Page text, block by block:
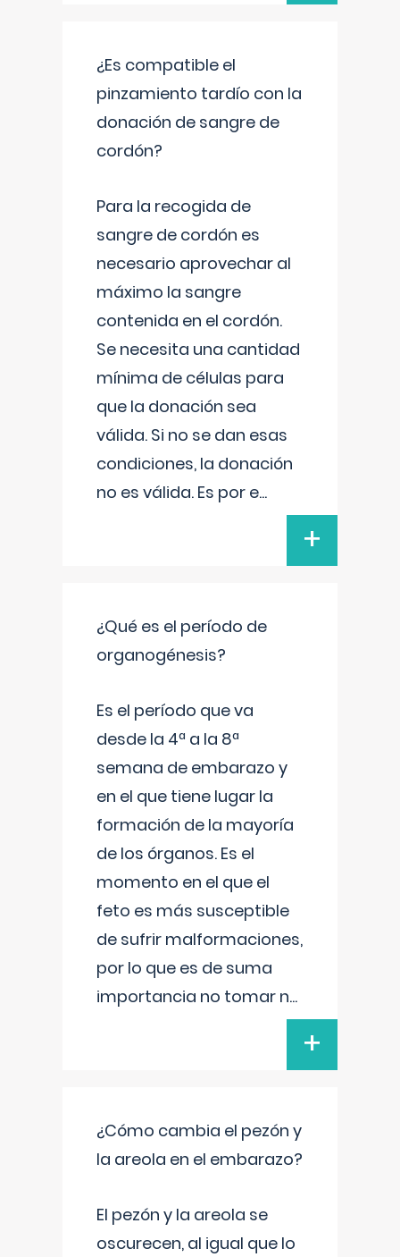
¿Es compatible el
pinzamiento tardío con la
donación de sangre de
cordón?
Para la recogida de
sangre de cordón es
necesario aprovechar al
máximo la sangre
contenida en el cordón.
Se necesita una cantidad
mínima de células para
que la donación sea
válida. Si no se dan esas
condiciones, la donación
no es válida. Es por e...
+
¿Qué es el período de
organogénesis?
Es el período que va
desde la 4ª a la 8ª
semana de embarazo y
en el que tiene lugar la
formación de la mayoría
de los órganos. Es el
momento en el que el
feto es más susceptible
de sufrir malformaciones,
por lo que es de suma
importancia no tomar n...
+
¿Cómo cambia el pezón y
la areola en el embarazo?
El pezón y la areola se
oscurecen, al igual que lo